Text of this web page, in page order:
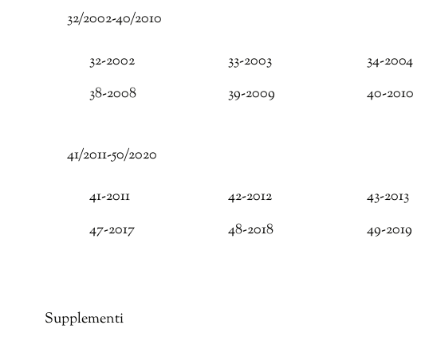
32/2002-40/2010
32-2002 33-2003 34-2004
38-2008
39-2009 40-2010
41/2011-50/2020
41-2011 42-2012 43-2013
47-2017
48-2018 49-2019
Supplementi